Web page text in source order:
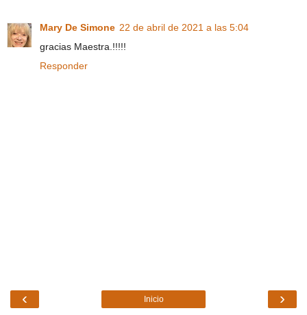
Mary De Simone 22 de abril de 2021 a las 5:04
gracias Maestra.!!!!!
Responder
‹ ›
Inicio